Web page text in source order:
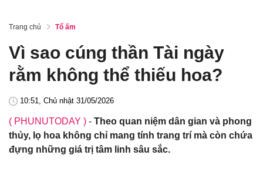
Trang chủ Tổ ấm
Vì sao cúng thần Tài ngày
rằm không thể thiếu hoa?
10:51, Chủ nhật 31/05/2026
( PHUNUTODAY ) - Theo quan niệm dân gian và phong
thủy, lọ hoa không chỉ mang tính trang trí mà còn chứa
đựng những giá trị tâm linh sâu sắc.